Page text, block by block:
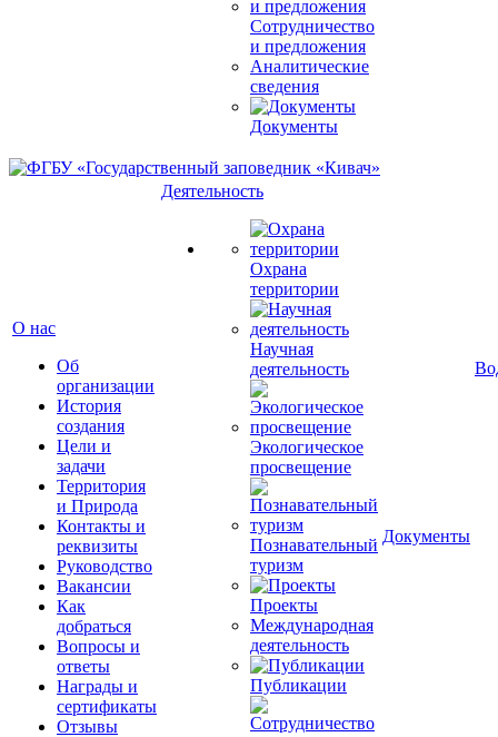
Сотрудничество
и предложения
Аналитические
сведения
Документы
О нас
Об
организации
История
создания
Цели и
задачи
Территория
и Природа
Контакты и
реквизиты
Руководство
Вакансии
Как
добраться
Вопросы и
ответы
Награды и
сертификаты
Отзывы
Деятельность
Охрана
территории
Научная
деятельность
Экологическое
просвещение
Познавательный
туризм
Проекты
Международная
деятельность
Публикации
Документы